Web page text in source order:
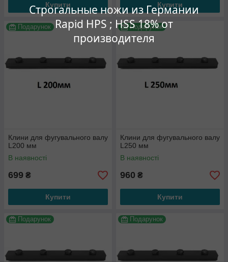
Строгальные ножи из Германии
Rapid HPS ; HSS 18% от
производителя
Купити Купити
Подарунок
Клини для фугувального валу
L200 мм
В наявності
699 ₴
Купити
Подарунок
Клини для фугувального валу
L250 мм
В наявності
960 ₴
Купити
Подарунок Подарунок